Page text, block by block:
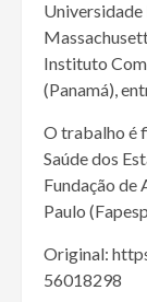
Instituto
(Panamá),
O trabalho é
Saúde dos
Fundação de
Paulo
Original:
56018298